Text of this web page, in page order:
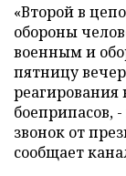
«Второй в
обороны
военным и
пятницу
реагирования
боеприпасов,
звонок от
сообщает